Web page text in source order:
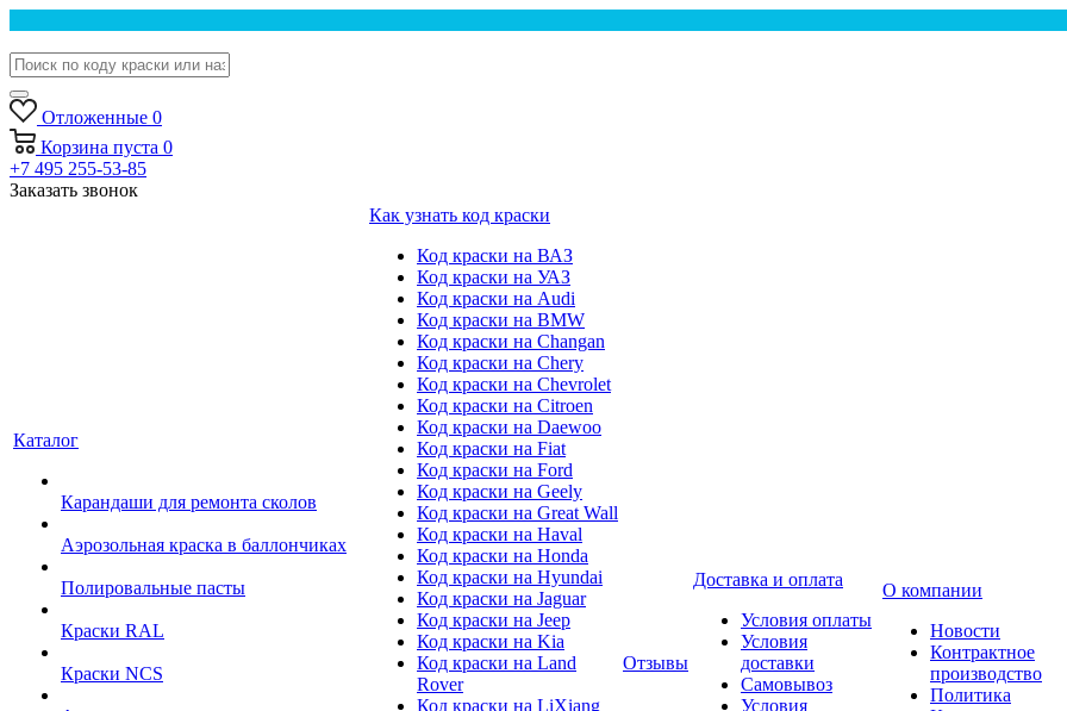
Отложенные 0
Корзина пуста 0
+7 495 255-53-85
Заказать звонок
Каталог
Карандаши для ремонта сколов
Аэрозольная краска в баллончиках
Полировальные пасты
Краски RAL
Краски NCS
Как узнать код краски
Код краски на ВАЗ
Код краски на УАЗ
Код краски на Audi
Код краски на BMW
Код краски на Changan
Код краски на Chery
Код краски на Chevrolet
Код краски на Citroen
Код краски на Daewoo
Код краски на Fiat
Код краски на Ford
Код краски на Geely
Код краски на Great Wall
Код краски на Haval
Код краски на Honda
Код краски на Hyundai
Код краски на Jaguar
Код краски на Jeep
Код краски на Kia
Код краски на Land
Rover
Код краски на LiXiang
Отзывы
Доставка и оплата
Условия оплаты
Условия
доставки
Самовывоз
Условия
О компании
Новости
Контрактное
производство
Политика